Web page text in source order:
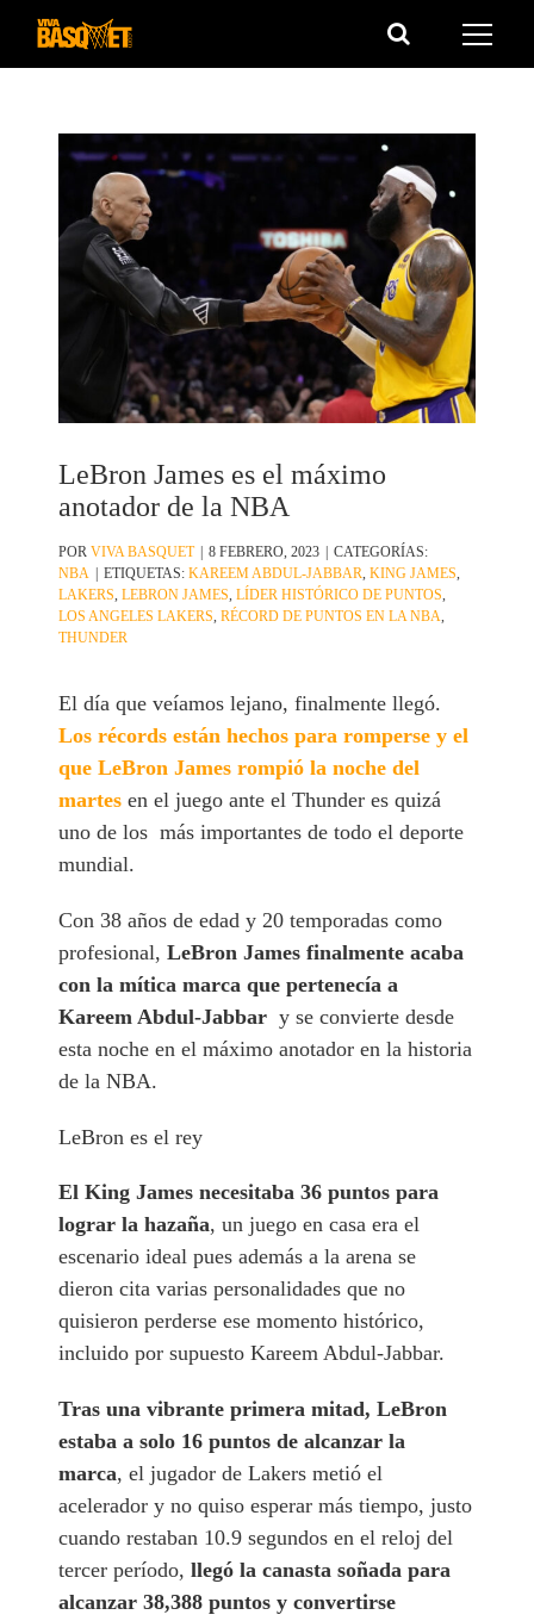
Saltar
LeBron James es el máximo
anotador de la NBA
PORVIVA BASQUET | 8 FEBRERO, 2023 | CATEGORÍAS:
NBA | ETIQUETAS:KAREEM ABDUL-JABBAR ,KING JAMES
LAKERS ,LEBRON JAMES ,LÍDER HISTÓRICO DE PUNTOS
LOS ANGELES LAKERS ,RÉCORD DE PUNTOS EN LA NBA
THUNDER
El día que veíamos lejano, finalmente llegó.
Los récords están hechos para romperse y el
que LeBron James rompió la noche del
martes en el juego ante el Thunder es quizá
uno de los más importantes de todo el deporte
mundial.
Con 38 años de edad y 20 temporadas como
profesional,LeBron James finalmente acaba
con la mítica marca que pertenecía a
Kareem Abdul-Jabbar y se convierte desde
esta noche en el máximo anotador en la historia
de la NBA.
LeBron es el rey
El King James necesitaba 36 puntos para
lograr la hazaña, un juego en casa era el
escenario ideal pues además a la arena se
dieron cita varias personalidades que no
quisieron perderse ese momento histórico,
incluido por supuesto Kareem Abdul-Jabbar.
Tras una vibrante primera mitad, LeBron
estaba a solo 16 puntos de alcanzar la
marca, el jugador de Lakers metió el
acelerador y no quiso esperar más tiempo, justo
cuando restaban 10.9 segundos en el reloj del
tercer período,llegó la canasta soñada para
alcanzar 38,388 puntos y convertirse